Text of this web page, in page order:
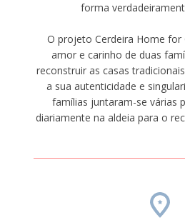
forma
O projeto Cerdeira Home for
amor e carinho de duas
reconstruir as casas
a sua autenticidade e
famílias juntaram-se várias
diariamente na aldeia para o